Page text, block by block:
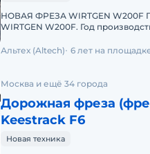
НОВАЯ ФРЕЗА WIRTGEN
WIRTGEN W200F. Год
Альтех (Altech) 6 лет на
Москва и ещё 34 города
Дорожная фреза
Keestrack F6
Новая техника